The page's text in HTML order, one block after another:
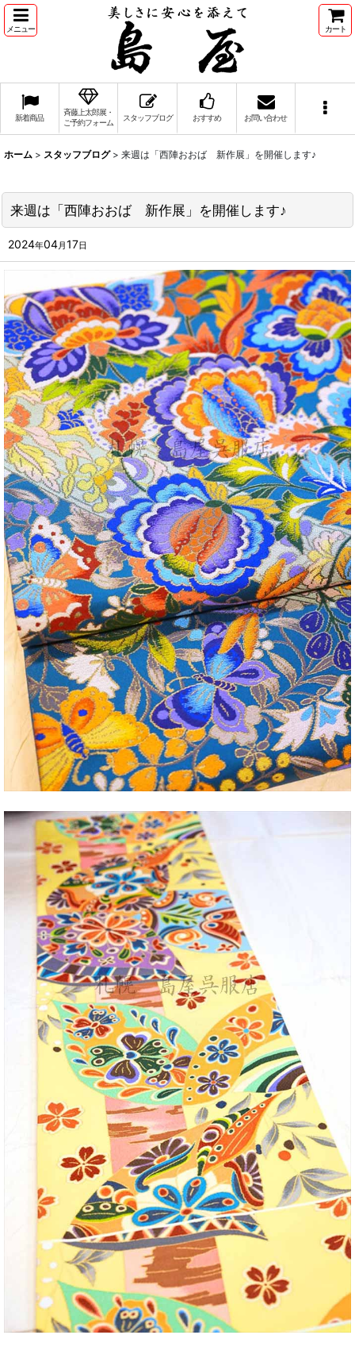
メニュー カート
新着商品
斉藤上太郎展・
ご予約フォーム
スタッフブログ おすすめ お問い合わせ
ホーム > スタッフブログ > 来週は「西陣おおば 新作展」を開催します♪
来週は「西陣おおば 新作展」を開催します♪
2024年04月17日